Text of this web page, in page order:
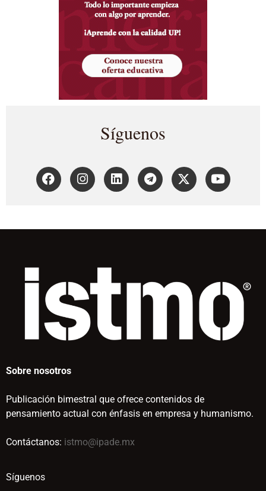
Síguenos
Sobre nosotros
Publicación bimestral que ofrece contenidos de
pensamiento actual con énfasis en empresa y humanismo.
Contáctanos: istmo@ipade.mx
Síguenos